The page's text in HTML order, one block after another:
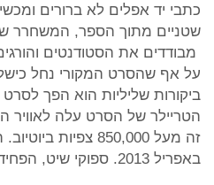
כתבי יד אפלים לא ברורים
שטניים מתוך הספר, המשחרר
מבודדים את הסטודנטים
על אף שהסרט המקורי נחל
ביקורות שליליות הוא הפך
הטריילר של הסרט עלה לאוויר
זה מעל 850,000
באפריל 2013. ספוקי שיט, הפחיד לי את הבאג'יביז!